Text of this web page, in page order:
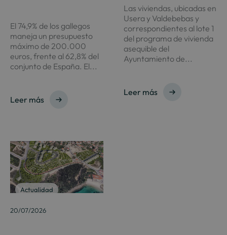
El 74,9% de los gallegos
maneja un presupuesto
máximo de 200.000
euros, frente al 62,8% del
conjunto de España. El...
Leer más
Las viviendas, ubicadas en
Usera y Valdebebas y
correspondientes al lote 1
del programa de vivienda
asequible del
Ayuntamiento de...
Leer más
Actualidad
20/07/2026